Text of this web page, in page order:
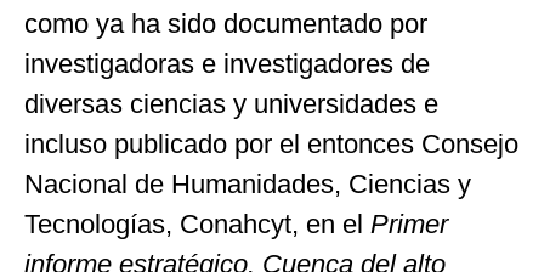
como ya ha sido documentado por
investigadoras e investigadores de
diversas ciencias y universidades e
incluso publicado por el entonces Consejo
Nacional de Humanidades, Ciencias y
Tecnologías, Conahcyt, en el Primer
informe estratégico. Cuenca del alto